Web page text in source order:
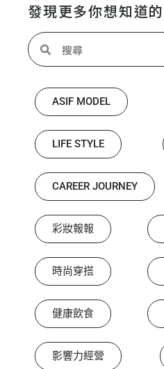
發現更多你想知道的
ASIF MODEL
LIFE STYLE
CAREER JOURNEY
彩妝報報
時尚穿搭
健康飲食
影響力經營